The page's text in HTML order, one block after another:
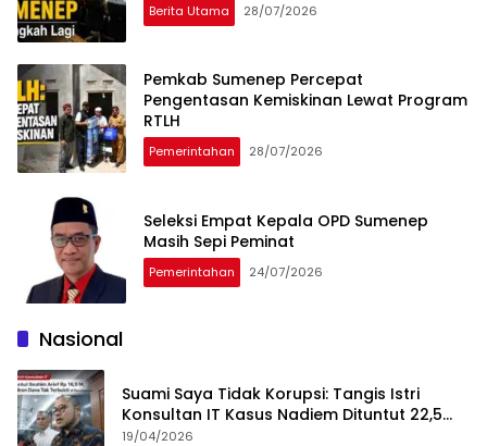
Berita Utama 28/07/2026
Pemkab Sumenep Percepat
Pengentasan Kemiskinan Lewat Program
RTLH
Pemerintahan 28/07/2026
Seleksi Empat Kepala OPD Sumenep
Masih Sepi Peminat
Pemerintahan 24/07/2026
Nasional
Suami Saya Tidak Korupsi: Tangis Istri
Konsultan IT Kasus Nadiem Dituntut 22,5
Tahun
19/04/2026